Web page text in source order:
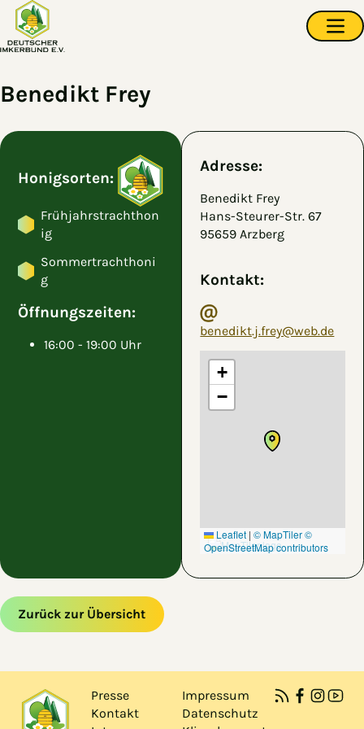
Zum Hauptinhalt springen
Benedikt Frey
Honigsorten:
Frühjahrstrachthon
ig
Sommertrachthoni
g
Öffnungszeiten:
16:00 - 19:00 Uhr
Adresse:
Benedikt Frey
Hans-Steurer-Str. 67
95659 Arzberg
Kontakt:
benedikt.j.frey@web.de
+
−
Leaflet | © MapTiler©
OpenStreetMap contributors
Zurück zur Übersicht
Presse
Kontakt
Impressum
Datenschutz